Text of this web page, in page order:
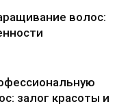
волос:
залог красоты и